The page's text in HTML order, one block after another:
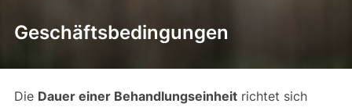
Geschäftsbedingungen
Die Dauer einer Behandlungseinheitrichtet sich